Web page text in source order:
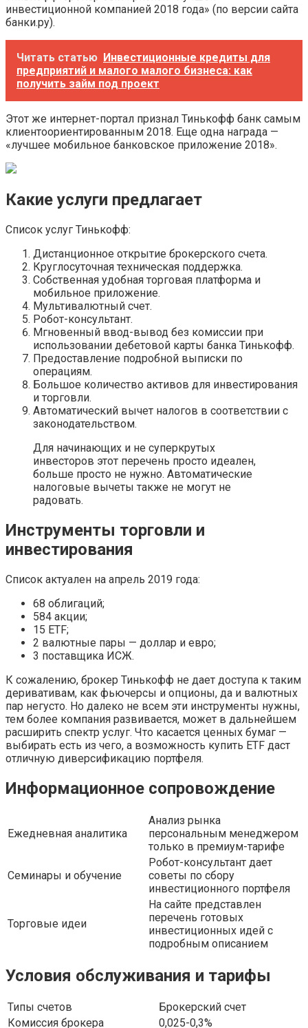
инвестиционной компанией 2018 года» (по версии сайта
банки.ру).
Читать статью Инвестиционные кредиты для
предприятий и малого малого бизнеса: как
получить займ под проект
Этот же интернет-портал признал Тинькофф банк самым
клиентоориентированным 2018. Еще одна награда —
«лучшее мобильное банковское приложение 2018».
Какие услуги предлагает
Список услуг Тинькофф:
Дистанционное открытие брокерского счета.
Круглосуточная техническая поддержка.
Собственная удобная торговая платформа и
мобильное приложение.
Мультивалютный счет.
Робот-консультант.
Мгновенный ввод-вывод без комиссии при
использовании дебетовой карты банка Тинькофф.
Предоставление подробной выписки по
операциям.
Большое количество активов для инвестирования
и торговли.
Автоматический вычет налогов в соответствии с
законодательством.
Для начинающих и не суперкрутых
инвесторов этот перечень просто идеален,
больше просто не нужно. Автоматические
налоговые вычеты также не могут не
радовать.
Инструменты торговли и
инвестирования
Список актуален на апрель 2019 года:
68 облигаций;
584 акции;
15 ETF;
2 валютные пары — доллар и евро;
3 поставщика ИСЖ.
К сожалению, брокер Тинькофф не дает доступа к таким
деривативам, как фьючерсы и опционы, да и валютных
пар негусто. Но далеко не всем эти инструменты нужны,
тем более компания развивается, может в дальнейшем
расширить спектр услуг. Что касается ценных бумаг —
выбирать есть из чего, а возможность купить ETF даст
отличную диверсификацию портфеля.
Информационное сопровождение
Ежедневная аналитика
Анализ рынка
персональным менеджером
только в премиум-тарифе
Семинары и обучение
Робот-консультант дает
советы по сбору
инвестиционного портфеля
Торговые идеи
На сайте представлен
перечень готовых
инвестиционных идей с
подробным описанием
Условия обслуживания и тарифы
Типы счетов
Брокерский счет
Комиссия брокера
0,025-0,3%